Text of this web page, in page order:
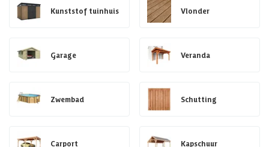
Kunststof tuinhuis Vlonder
Garage Veranda
Zwembad Schutting
Carport Kapschuur